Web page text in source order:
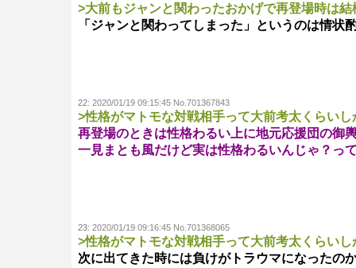
>大前もジャンと関わったおかげで再登場時は
「ジャンと関わってしまった」というのは情状
22: 2020/01/19 09:15:45 No.701367843
>性格がマトモな対戦相手って大前考太くらい
再登場のときは性格わるい上に地元応援団の御
一見まとも風だけど実は性格わるいんじゃ？っ
23: 2020/01/19 09:16:45 No.701368065
>性格がマトモな対戦相手って大前考太くらい
次に出てきた時には負けがトラウマになったの